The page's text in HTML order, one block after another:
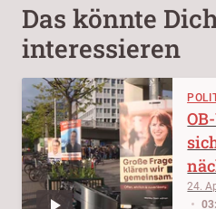
Das könnte
interessieren
24.